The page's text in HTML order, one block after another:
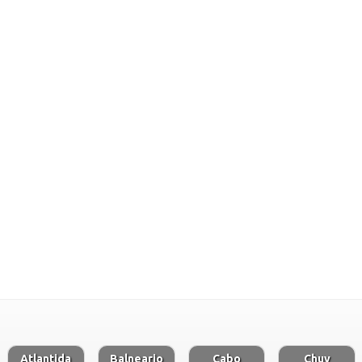
Atlantida Balneario Cabo Chuy